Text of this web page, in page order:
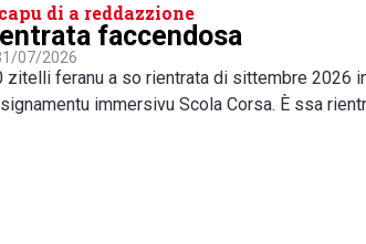
di a reddazzione
faccendosa
31/07/2026
zitelli feranu a so rientrata di sittembre 2026
immersivu Scola Corsa. È ssa